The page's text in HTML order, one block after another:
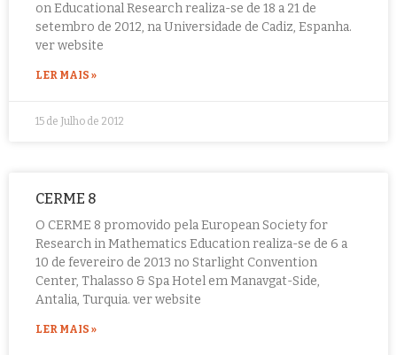
on Educational Research realiza-se de 18 a 21 de
setembro de 2012, na Universidade de Cadiz, Espanha.
ver website
LER MAIS »
15 de Julho de 2012
CERME 8
O CERME 8 promovido pela European Society for
Research in Mathematics Education realiza-se de 6 a
10 de fevereiro de 2013 no Starlight Convention
Center, Thalasso & Spa Hotel em Manavgat-Side,
Antalia, Turquia. ver website
LER MAIS »